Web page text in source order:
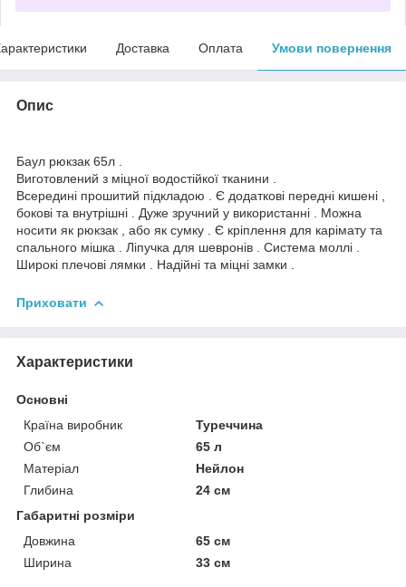
Доставка Оплата Умови повернення
Опис
Баул рюкзак 65л .
Виготовлений з міцної водостійкої тканини .
Всередині прошитий підкладою . Є додаткові передні кишені ,
бокові та внутрішні . Дуже зручний у використанні . Можна
носити як рюкзак , або як сумку . Є кріплення для карімату та
спального мішка . Ліпучка для шевронів . Система моллі .
Широкі плечові лямки . Надійні та міцні замки .
Приховати
Характеристики
Основні
Країна виробник
Туреччина
Об`єм
65 л
Матеріал
Нейлон
Глибина
24 см
Габаритні розміри
Довжина
65 см
Ширина
33 см